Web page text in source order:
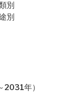
別
別
2031年）